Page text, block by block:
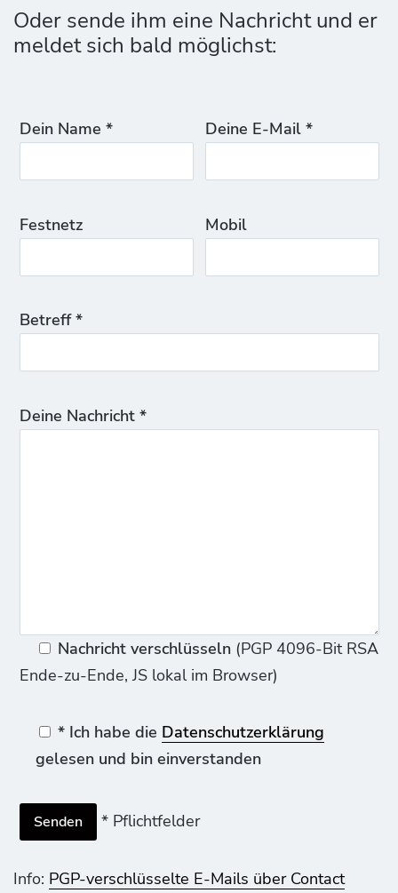
Oder sende ihm eine Nachricht und er
meldet sich bald möglichst:
Dein Name * Deine E-Mail *
Festnetz Mobil
Betreff *
Deine Nachricht *
Nachricht verschlüsseln(PGP 4096-Bit RSA
Ende-zu-Ende, JS lokal im Browser)
* Ich habe die Datenschutzerklärung
gelesen und bin einverstanden
* Pflichtfelder
Info: PGP-verschlüsselte E-Mails über Contact